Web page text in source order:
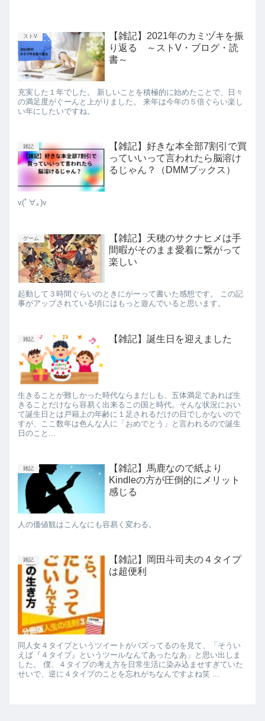
ストV
【雑記】2021年のカミヅキを振
り返る ～ストV・ブログ・読
書～
充実した１年でした。 新しいことを積極的に始めたことで、日々
の満足度がぐーんと上がりました。 来年は今年の５倍ぐらい楽し
い年にしたいですね。
雑記
【雑記】好きな本全部7割引で買
っていいって言われたら脳溶け
るじゃん？（DMMブックス）
v(ﾟ∀｡)v
ゲーム
【雑記】天穂のサクナヒメは手
間暇がそのまま愛着に繋がって
楽しい
起動して３時間ぐらいのときにがーって書いた感想です。 この記
事がアップされている頃にはもっと遊んでいると思います。
雑記 【雑記】誕生日を迎えました
生きることが難しかった時代ならまだしも、五体満足であれば生
きることだけなら容易く出来るこの国と時代。そんな状況におい
て誕生日とは戸籍上の年齢に１足されるだけの日でしかないので
すが、ここ数年は色んな人に「おめでとう」と言われるので誕生
日のこと...
雑記
【雑記】馬鹿なので紙より
Kindleの方が圧倒的にメリット
感じる
人の価値観はこんなにも容易く変わる。
雑記
【雑記】岡田斗司夫の４タイプ
は超便利
同人女４タイプというツイートがバズってるのを見て、「そうい
えば『４タイプ』というツールなんてあったなあ」と思い出しま
した。 僕、４タイプの考え方を日常生活に染み込ませすぎていた
せいで、逆に４タイプのことを忘れがちなんですよね笑 ...